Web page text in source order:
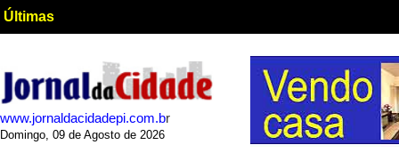
Últimas
www.jornaldacidadepi.com.br
Domingo, 09 de Agosto de 2026